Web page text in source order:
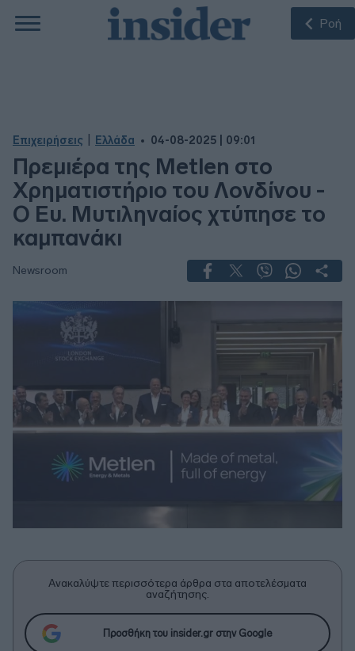
Ροή
Επιχειρήσεις Ελλάδα 04-08-2025 | 09:01
Πρεμιέρα της Metlen στο
Χρηματιστήριο του Λονδίνου -
Ο Ευ. Μυτιληναίος χτύπησε το
καμπανάκι
Newsroom
Ανακαλύψτε περισσότερα άρθρα στα αποτελέσματα
αναζήτησης.
Προσθήκη του insider.gr στην Google